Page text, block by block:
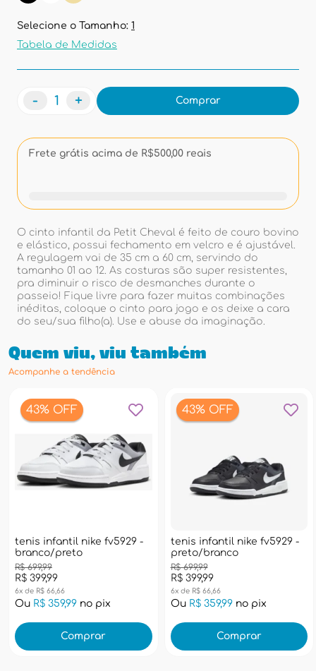
Selecione o Tamanho: 1
Tabela de Medidas
- + Comprar
Frete grátis acima de R$500,00 reais
O cinto infantil da Petit Cheval é feito de couro bovino
e elástico, possui fechamento em velcro e é ajustável.
A regulagem vai de 35 cm a 60 cm, servindo do
tamanho 01 ao 12. As costuras são super resistentes,
pra diminuir o risco de desmanches durante o
passeio! Fique livre para fazer muitas combinações
inéditas, coloque o cinto para jogo e os deixe a cara
do seu/sua filho(a). Use e abuse da imaginação.
Quem viu, viu também
Acompanhe a tendência
43% OFF
tenis infantil nike fv5929 -
branco/preto
R$ 399,99
R$ 699,99
6x de R$ 66,66
Ou R$ 359,99 no pix
Comprar
43% OFF
tenis infantil nike fv5929 -
preto/branco
R$ 399,99
R$ 699,99
6x de R$ 66,66
Ou R$ 359,99no pix
Comprar